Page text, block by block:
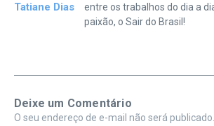
Tatiane Dias
entre os trabalhos do dia a
paixão, o Sair do Brasil!
Deixe um Comentário
O seu endereço de e-mail não será publicado.